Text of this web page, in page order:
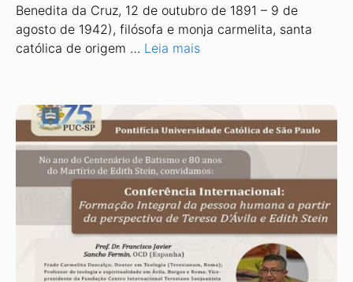
Benedita da Cruz, 12 de outubro de 1891 – 9 de
agosto de 1942), filósofa e monja carmelita, santa
católica de origem … Leia mais